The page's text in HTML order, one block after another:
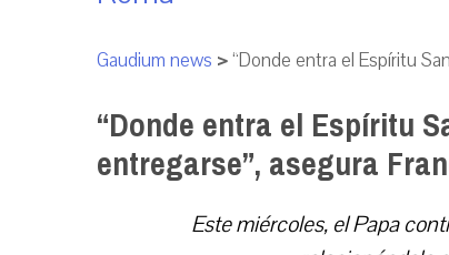
Gaudium news >“Donde entra el Espíritu
“Donde entra el Espíritu
entregarse”, asegura
Este miércoles, el Papa